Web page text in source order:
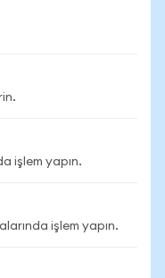
işlem yapın.
işlem yapın.